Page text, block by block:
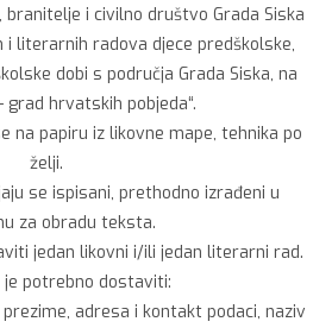
i civilno društvo Grada Siska
literarnih radova djece predškolske,
dobi s područja Grada Siska, na
grad hrvatskih pobjeda“.
na papiru iz likovne mape, tehnika po
želji.
se ispisani, prethodno izrađeni u
za obradu teksta.
jedan likovni i/ili jedan literarni rad.
je potrebno dostaviti:
adresa i kontakt podaci, naziv